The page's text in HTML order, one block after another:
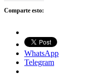
Comparte esto:
WhatsApp
Telegram